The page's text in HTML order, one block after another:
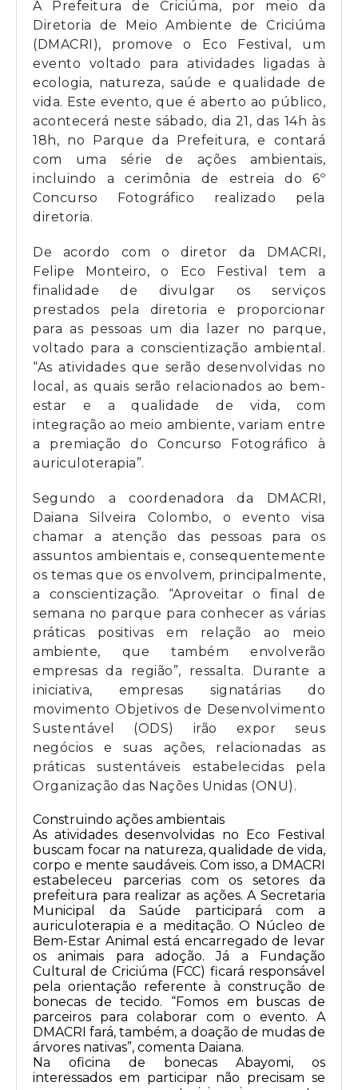
A Prefeitura de Criciúma, por meio da
Diretoria de Meio Ambiente de Criciúma
(DMACRI), promove o Eco Festival, um
evento voltado para atividades ligadas à
ecologia, natureza, saúde e qualidade de
vida. Este evento, que é aberto ao público,
acontecerá neste sábado, dia 21, das 14h às
18h, no Parque da Prefeitura, e contará
com uma série de ações ambientais,
incluindo a cerimônia de estreia do 6º
Concurso Fotográfico realizado pela
diretoria.
De acordo com o diretor da DMACRI,
Felipe Monteiro, o Eco Festival tem a
finalidade de divulgar os serviços
prestados pela diretoria e proporcionar
para as pessoas um dia lazer no parque,
voltado para a conscientização ambiental.
“As atividades que serão desenvolvidas no
local, as quais serão relacionados ao bem-
estar e a qualidade de vida, com
integração ao meio ambiente, variam entre
a premiação do Concurso Fotográfico à
auriculoterapia”.
Segundo a coordenadora da DMACRI,
Daiana Silveira Colombo, o evento visa
chamar a atenção das pessoas para os
assuntos ambientais e, consequentemente
os temas que os envolvem, principalmente,
a conscientização. “Aproveitar o final de
semana no parque para conhecer as várias
práticas positivas em relação ao meio
ambiente, que também envolverão
empresas da região”, ressalta. Durante a
iniciativa, empresas signatárias do
movimento Objetivos de Desenvolvimento
Sustentável (ODS) irão expor seus
negócios e suas ações, relacionadas as
práticas sustentáveis estabelecidas pela
Organização das Nações Unidas (ONU).
Construindo ações ambientais
As atividades desenvolvidas no Eco Festival
buscam focar na natureza, qualidade de vida,
corpo e mente saudáveis. Com isso, a DMACRI
estabeleceu parcerias com os setores da
prefeitura para realizar as ações. A Secretaria
Municipal da Saúde participará com a
auriculoterapia e a meditação. O Núcleo de
Bem-Estar Animal está encarregado de levar
os animais para adoção. Já a Fundação
Cultural de Criciúma (FCC) ficará responsável
pela orientação referente à construção de
bonecas de tecido. “Fomos em buscas de
parceiros para colaborar com o evento. A
DMACRI fará, também, a doação de mudas de
árvores nativas”, comenta Daiana.
Na oficina de bonecas Abayomi, os
interessados em participar não precisam se